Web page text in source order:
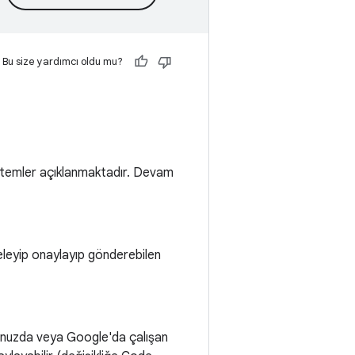
Bu size yardımcı oldu mu?
açıklanmaktadır. Devam
onaylayıp gönderebilen
veya Google'da çalışan